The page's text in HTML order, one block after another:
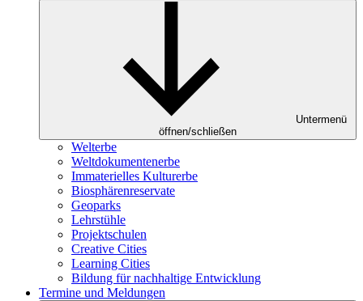
Untermenü
öffnen/schließen
Welterbe
Weltdokumentenerbe
Immaterielles Kulturerbe
Biosphärenreservate
Geoparks
Lehrstühle
Projektschulen
Creative Cities
Learning Cities
Bildung für nachhaltige Entwicklung
Termine und Meldungen